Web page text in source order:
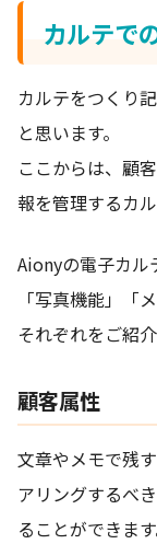
カルテで
カルテをつくり
と思います。
ここからは、顧
報を管理するカ
Aionyの電子カル
「写真機能」「
それぞれをご紹介
顧客属性
文章やメモで残
アリングするべ
ることができます